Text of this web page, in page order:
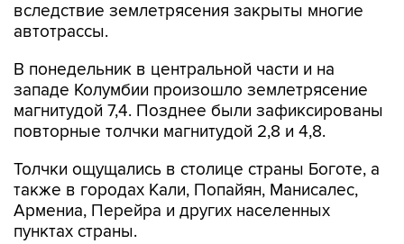
вследствие землетрясения закрыты многие
автотрассы.
В понедельник в центральной части и на
западе Колумбии произошло землетрясение
магнитудой 7,4. Позднее были зафиксированы
повторные толчки магнитудой 2,8 и 4,8.
Толчки ощущались в столице страны Боготе, а
также в городах Кали, Попайян, Манисалес,
Армениа, Перейра и других населенных
пунктах страны.